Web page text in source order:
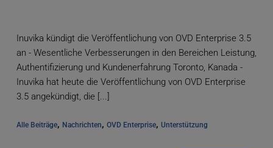
Inuvika kündigt die Veröffentlichung von OVD Enterprise 3.5
an - Wesentliche Verbesserungen in den Bereichen Leistung,
Authentifizierung und Kundenerfahrung Toronto, Kanada -
Inuvika hat heute die Veröffentlichung von OVD Enterprise
3.5 angekündigt, die [...]
Alle Beiträge, Nachrichten, OVD Enterprise, Unterstützung